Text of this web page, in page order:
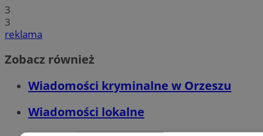
3
3
reklama
Zobacz również
Wiadomości kryminalne w Orzeszu
Wiadomości lokalne